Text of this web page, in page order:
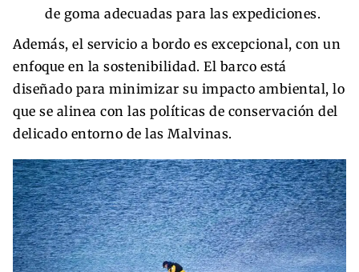
de goma adecuadas para las expediciones.
Además, el servicio a bordo es excepcional, con un
enfoque en la sostenibilidad. El barco está
diseñado para minimizar su impacto ambiental, lo
que se alinea con las políticas de conservación del
delicado entorno de las Malvinas.